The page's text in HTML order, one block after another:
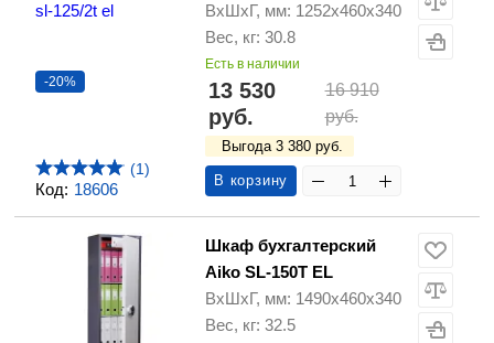
Код: 18606
-20%
(1)
ВхШхГ, мм: 1252х460х340
Вес, кг: 30.8
Есть в наличии
13 530
руб.
16 910
руб.
Выгода 3 380 руб.
В корзину
Шкаф бухгалтерский
Aiko SL-150T EL
ВхШхГ, мм: 1490х460х340
Вес, кг: 32.5